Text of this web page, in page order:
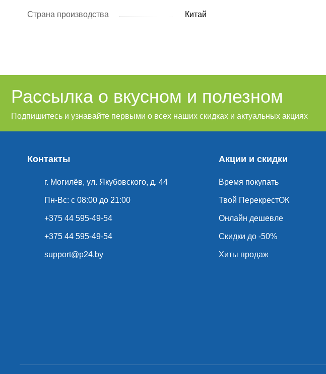
Страна производства Китай
Рассылка о вкусном и полезном
Подпишитесь и узнавайте первыми о всех наших скидках и актуальных акциях
Контакты
г. Могилёв, ул. Якубовского, д. 44
Пн-Вс: с 08:00 до 21:00
+375 44 595-49-54
+375 44 595-49-54
support@p24.by
Акции и скидки
Время покупать
Твой ПерекрестОК
Онлайн дешевле
Скидки до -50%
Хиты продаж